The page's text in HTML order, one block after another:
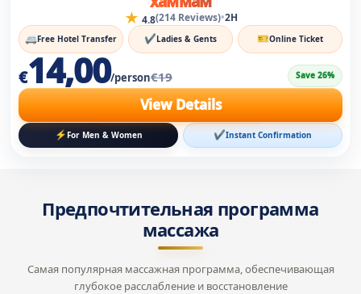
★ 4.8(214 Reviews)•2H
🚐Free Hotel Transfer ✔Ladies & Gents 🎫Online Ticket
€14,00/person€19 Save 26%
View Details
⚡ For Men & Women ✔Instant Confirmation
Предпочтительная программа
массажа
Самая популярная массажная программа, обеспечивающая
глубокое расслабление и восстановление